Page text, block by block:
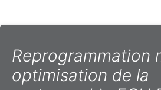
Reprogrammation
optimisation de la